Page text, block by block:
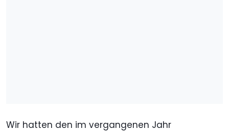
Wir hatten den im vergangenen Jahr